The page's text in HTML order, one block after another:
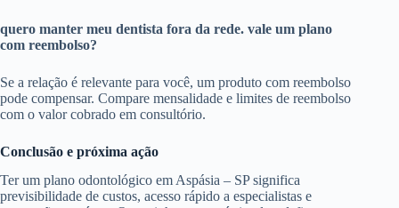
quero manter meu dentista fora da rede. vale um plano
com reembolso?
Se a relação é relevante para você, um produto com reembolso
pode compensar. Compare mensalidade e limites de reembolso
com o valor cobrado em consultório.
Conclusão e próxima ação
Ter um plano odontológico em Aspásia – SP significa
previsibilidade de custos, acesso rápido a especialistas e